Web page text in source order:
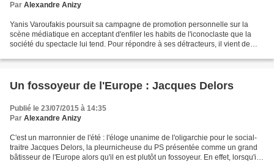
Par Alexandre Anizy
Yanis Varoufakis poursuit sa campagne de promotion personnelle sur la
scène médiatique en acceptant d'enfiler les habits de l'iconoclaste que la
société du spectacle lui tend. Pour répondre à ses détracteurs, il vient de
Un fossoyeur de l'Europe : Jacques Delors
Publié le 23/07/2015 à 14:35
Par Alexandre Anizy
C'est un marronnier de l'été : l'éloge unanime de l'oligarchie pour le social-
traitre Jacques Delors, la pleurnicheuse du PS présentée comme un grand
bâtisseur de l'Europe alors qu'il en est plutôt un fossoyeur. En effet, lorsqu'il